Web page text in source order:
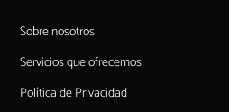
Sobre nosotros
Servicios que ofrecemos
Política de Privacidad